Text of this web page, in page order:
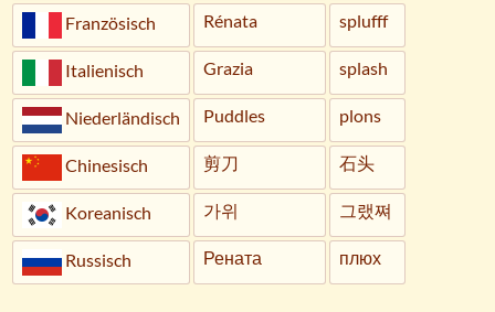
Französisch Rénata splufff
Italienisch Grazia splash
Niederländisch Puddles plons
Chinesisch 剪刀 石头
Koreanisch 가위 그랬쪄
Russisch Рената плюх